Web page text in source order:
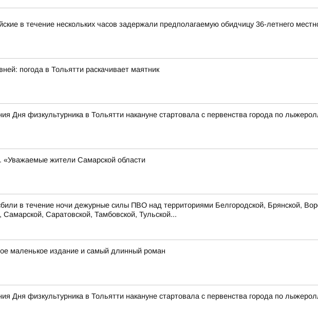
в течение нескольких часов задержали предполагаемую обидчицу 36-летнего
погода в Тольятти раскачивает маятник
Дня физкультурника в Тольятти накануне стартовала с первенства города по
жители Самарской области
в течение ночи дежурные силы ПВО над территориями Белгородской, Брянской,
Самарской, Саратовской, Тамбовской, Тульской...
маленькое издание и самый длинный роман
Дня физкультурника в Тольятти накануне стартовала с первенства города по